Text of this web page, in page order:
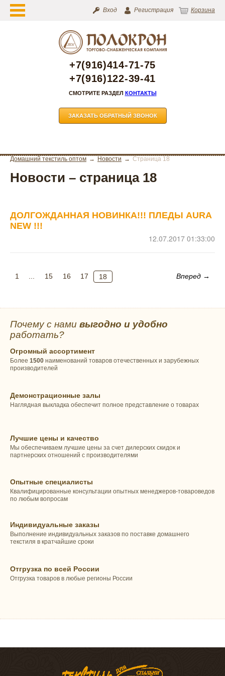
Вход Регистрация Корзина
+7(916)414-71-75
+7(916)122-39-41
СМОТРИТЕ РАЗДЕЛ КОНТАКТЫ
ЗАКАЗАТЬ ОБРАТНЫЙ ЗВОНОК
Домашний текстиль оптом Новости Страница 18
Новости – страница 18
ДОЛГОЖДАННАЯ НОВИНКА!!! ПЛЕДЫ AURA
NEW !!!
12.07.2017 01:33:00
1 15 16 17 18 Вперед →
Почему с нами выгодно и удобно
работать?
Огромный ассортимент
Более 1500 наименований товаров отечественных и зарубежных
производителей
Демонстрационные залы
Наглядная выкладка обеспечит полное представление о товарах
Лучшие цены и качество
Мы обеспечиваем лучшие цены за счет дилерских скидок и
партнерских отношений с производителями
Опытные специалисты
Квалифицированные консультации опытных менеджеров-товароведов
по любым вопросам
Индивидуальные заказы
Выполнение индивидуальных заказов по поставке домашнего
текстиля в кратчайшие сроки
Отгрузка по всей России
Отгрузка товаров в любые регионы России